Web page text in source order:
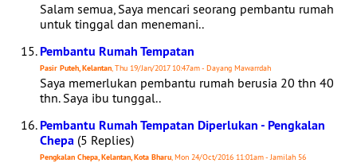
Salam semua, Saya mencari seorang pembantu rumah
untuk tinggal dan menemani..
Pembantu Rumah Tempatan
Pasir Puteh, Kelantan, Thu 19/Jan/2017 10:47am - Dayang Mawarrdah
Saya memerlukan pembantu rumah berusia 20 thn 40
thn. Saya ibu tunggal..
Pembantu Rumah Tempatan Diperlukan - Pengkalan
Chepa (5 Replies)
Pengkalan Chepa, Kelantan, Kota Bharu, Mon 24/Oct/2016 11:01am - Jamilah 56